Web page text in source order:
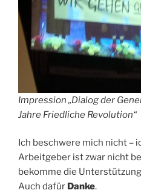
Impression „Dialog der
Jahre Friedliche Revolution“
Ich beschwere mich nicht –
Arbeitgeber ist zwar nicht
bekomme die
Auch dafür Danke.